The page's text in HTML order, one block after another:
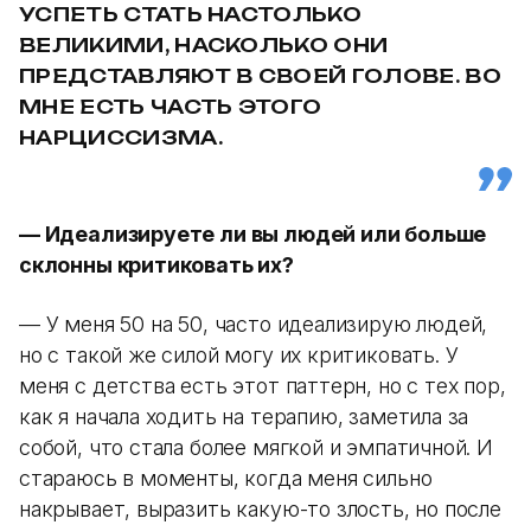
УСПЕТЬ СТАТЬ НАСТОЛЬКО
ВЕЛИКИМИ, НАСКОЛЬКО ОНИ
ПРЕДСТАВЛЯЮТ В СВОЕЙ ГОЛОВЕ. ВО
МНЕ ЕСТЬ ЧАСТЬ ЭТОГО
НАРЦИССИЗМА.
— Идеализируете ли вы людей или больше
склонны критиковать их?
— У меня 50 на 50, часто идеализирую людей,
но с такой же силой могу их критиковать. У
меня с детства есть этот паттерн, но с тех пор,
как я начала ходить на терапию, заметила за
собой, что стала более мягкой и эмпатичной. И
стараюсь в моменты, когда меня сильно
накрывает, выразить какую-то злость, но после